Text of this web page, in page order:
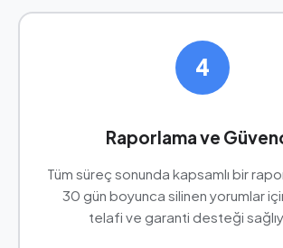
4
Raporlama ve
Tüm süreç sonunda kapsamlı bir
30 gün boyunca silinen yorumlar
telafi ve garanti desteği